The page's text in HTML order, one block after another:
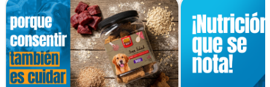
siempre en los productos que más le
comprás a tu mejor amigo.
Más información